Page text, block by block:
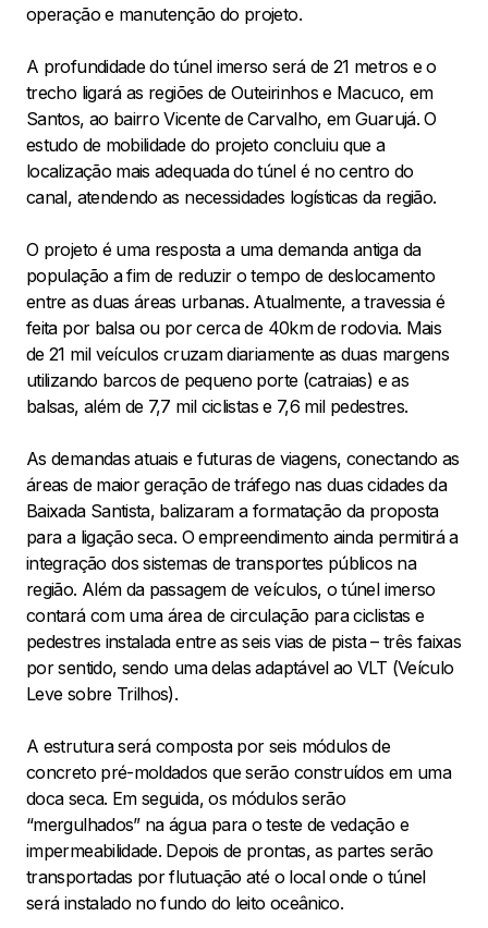
operação e manutenção do projeto.
A profundidade do túnel imerso será de 21 metros e o
trecho ligará as regiões de Outeirinhos e Macuco, em
Santos, ao bairro Vicente de Carvalho, em Guarujá. O
estudo de mobilidade do projeto concluiu que a
localização mais adequada do túnel é no centro do
canal, atendendo as necessidades logísticas da região.
O projeto é uma resposta a uma demanda antiga da
população a fim de reduzir o tempo de deslocamento
entre as duas áreas urbanas. Atualmente, a travessia é
feita por balsa ou por cerca de 40km de rodovia. Mais
de 21 mil veículos cruzam diariamente as duas margens
utilizando barcos de pequeno porte (catraias) e as
balsas, além de 7,7 mil ciclistas e 7,6 mil pedestres.
As demandas atuais e futuras de viagens, conectando as
áreas de maior geração de tráfego nas duas cidades da
Baixada Santista, balizaram a formatação da proposta
para a ligação seca. O empreendimento ainda permitirá a
integração dos sistemas de transportes públicos na
região. Além da passagem de veículos, o túnel imerso
contará com uma área de circulação para ciclistas e
pedestres instalada entre as seis vias de pista – três faixas
por sentido, sendo uma delas adaptável ao VLT (Veículo
Leve sobre Trilhos).
A estrutura será composta por seis módulos de
concreto pré-moldados que serão construídos em uma
doca seca. Em seguida, os módulos serão
“mergulhados” na água para o teste de vedação e
impermeabilidade. Depois de prontas, as partes serão
transportadas por flutuação até o local onde o túnel
será instalado no fundo do leito oceânico.